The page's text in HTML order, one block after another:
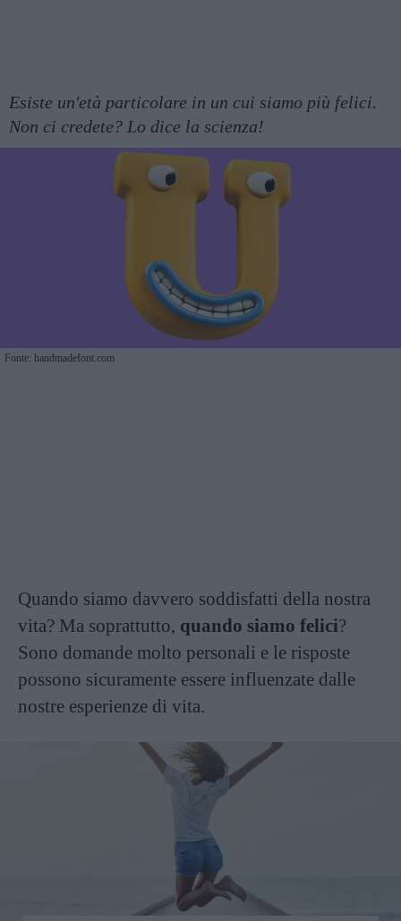
Esiste un'età particolare in un cui siamo più felici.
Non ci credete? Lo dice la scienza!
Fonte: handmadefont.com
Quando siamo davvero soddisfatti della nostra
vita? Ma soprattutto, quando siamo felici?
Sono domande molto personali e le risposte
possono sicuramente essere influenzate dalle
nostre esperienze di vita.